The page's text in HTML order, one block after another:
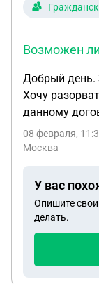
Возможен
Добрый день.
Хочу
данному
08 февраля,
Москва
У вас
Опишите
делать.